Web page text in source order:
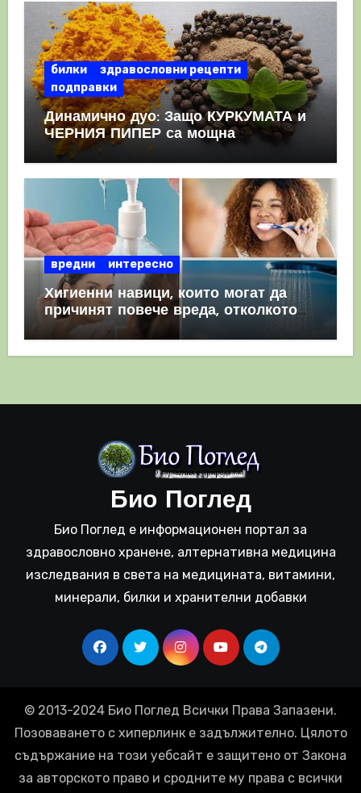
билки
здравословни рецепти
подправки
Динамично дуо: Защо КУРКУМАТА и
ЧЕРНИЯ ПИПЕР са мощна
комбинация
вредни интересно
Хигиенни навици, които могат да
причинят повече вреда, отколкото
полза
Био Поглед
Био Поглед е информационен портал за
здравословно хранене, алтернативна медицина
изследвания в света на медицината, витамини,
минерали, билки и хранителни добавки
© 2013-2024 Био Поглед Всички Права Запазени.
Позоваването с хиперлинк е задължително. Цялото
съдържание на този уебсайт е защитено от Закона
за авторското право и сродните му права с всички